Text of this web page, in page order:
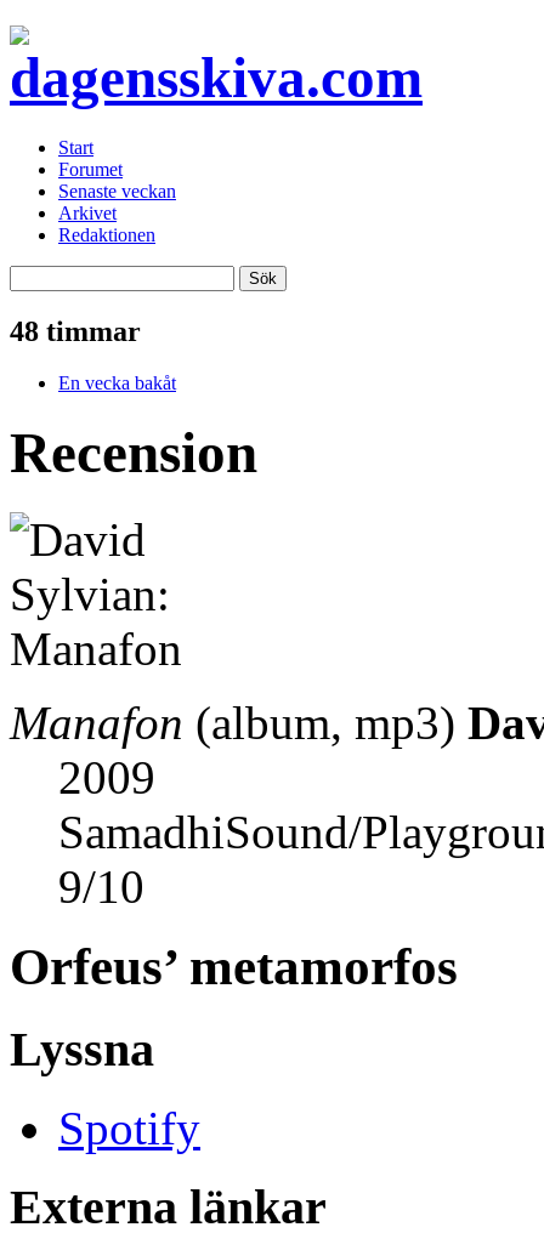
Start
Forumet
Senaste veckan
Arkivet
Redaktionen
48 timmar
En vecka bakåt
Recension
Manafon (album, mp3)
2009
SamadhiSound/
9/10
Orfeus’ metamorfos
Lyssna
Spotify
Externa länkar